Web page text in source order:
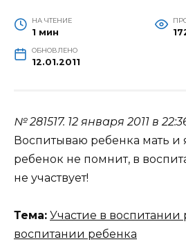
НА ЧТЕНИЕ
1 мин
ОБНОВЛЕНО
12.01.2011
№ 281517. 12 января 2011 в
Воспитываю ребенка мать и
ребенок не помнит, в
не участвует!
Тема: Участие в воспитании
воспитании ребенка